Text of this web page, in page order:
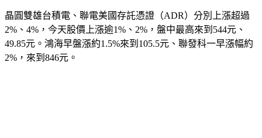
晶圓雙雄台積電、聯電美國存託憑證（ADR）分別上漲超過
2%、4%，今天股價上漲逾1%、2%，盤中最高來到544元、
49.85元。鴻海早盤漲約1.5%來到105.5元、聯發科一早漲幅約
2%，來到846元。